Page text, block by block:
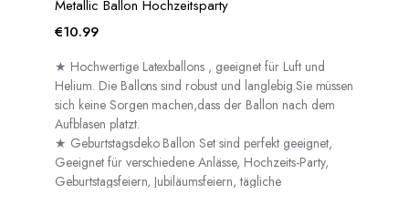
Metallic Ballon Hochzeitsparty
€10.99
★ Hochwertige Latexballons , geeignet für Luft und
Helium. Die Ballons sind robust und langlebig.Sie müssen
sich keine Sorgen machen,dass der Ballon nach dem
Aufblasen platzt.
★ Geburtstagsdeko Ballon Set sind perfekt geeignet,
Geeignet für verschiedene Anlässe, Hochzeits-Party,
Geburtstagsfeiern, Jubiläumsfeiern, tägliche